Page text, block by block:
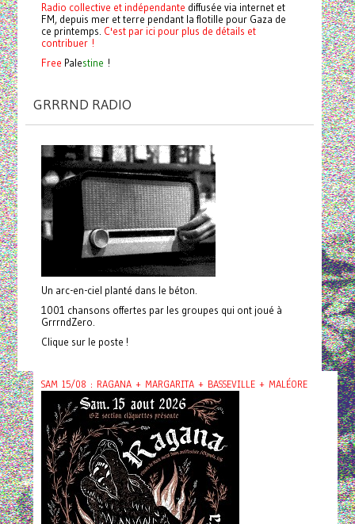
Radio collective et indépendante diffusée via internet et
FM, depuis mer et terre pendant la flotille pour Gaza de
ce printemps. C'est par ici pour plus de détails et
contribuer !
Free Palestine !
GRRRND RADIO
Un arc-en-ciel planté dans le béton.
1001 chansons offertes par les groupes qui ont joué à
GrrrndZero.
Clique sur le poste !
SAM 15/08 : RAGANA + MARGARITA + BASSEVILLE + MALÉORE